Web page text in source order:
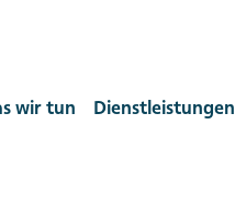
wir tun Dienstleistungen